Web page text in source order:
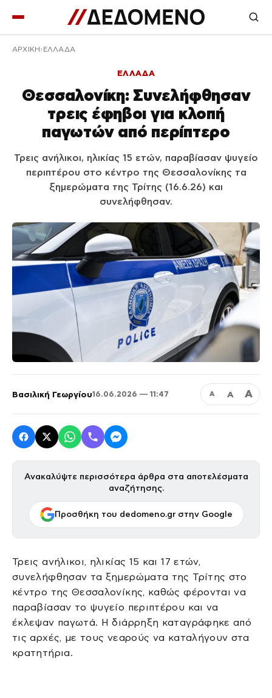
ΑΡΧΙΚΉ ΕΛΛΑΔΑ
ΕΛΛΑΔΑ
Θεσσαλονίκη: Συνελήφθησαν
τρεις έφηβοι για κλοπή
παγωτών από περίπτερο
Τρεις ανήλικοι, ηλικίας 15 ετών, παραβίασαν ψυγείο
περιπτέρου στο κέντρο της Θεσσαλονίκης τα
ξημερώματα της Τρίτης (16.6.26) και
συνελήφθησαν.
Βασιλική Γεωργίου16.06.2026 — 11:47 Α Α Α
Ανακαλύψτε περισσότερα άρθρα στα αποτελέσματα
αναζήτησης.
Προσθήκη του dedomeno.gr στην Google
Τρεις ανήλικοι, ηλικίας 15 και 17 ετών,
συνελήφθησαν τα ξημερώματα της Τρίτης στο
κέντρο της Θεσσαλονίκης, καθώς φέρονται να
παραβίασαν το ψυγείο περιπτέρου και να
έκλεψαν παγωτά. Η διάρρηξη καταγράφηκε από
τις αρχές, με τους νεαρούς να καταλήγουν στα
κρατητήρια.